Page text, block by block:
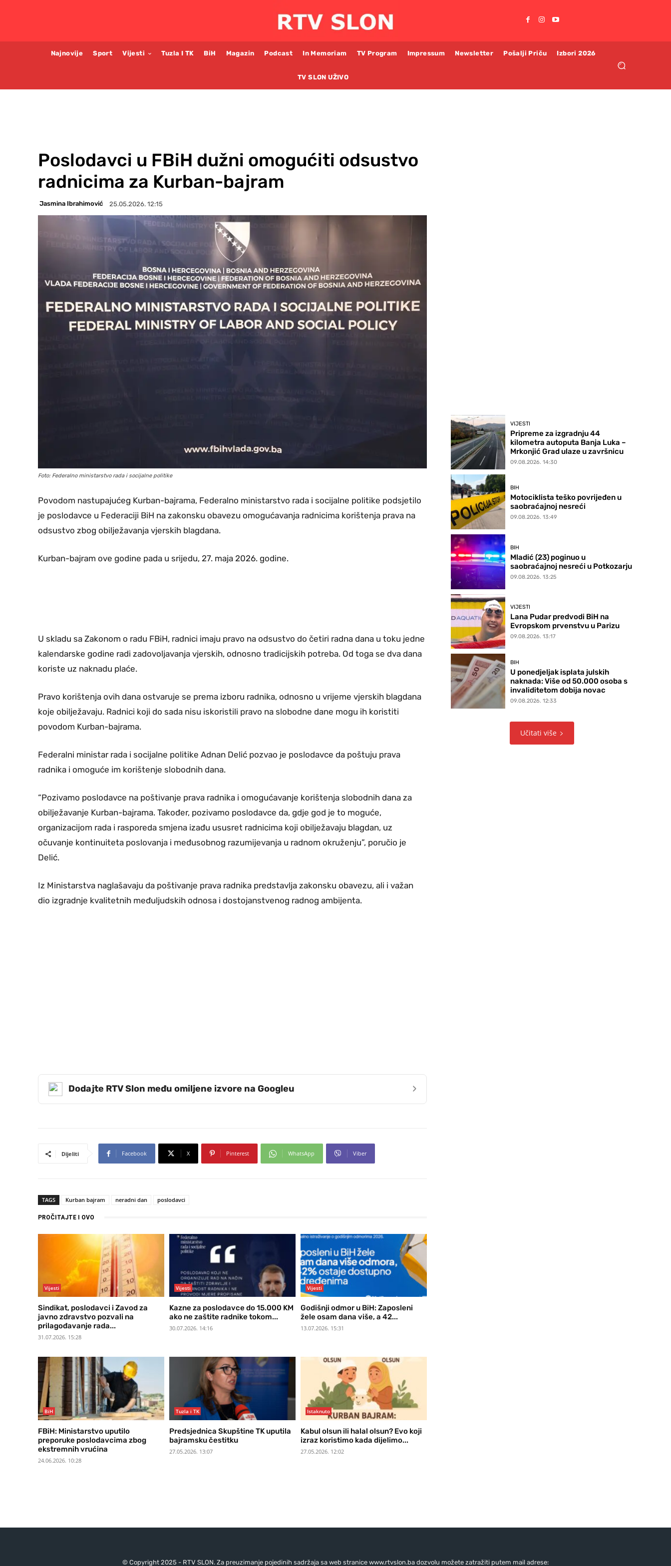
Najnovije Sport Vijesti Tuzla I TK BiH Magazin Podcast In Memoriam TV Program Impressum Newsletter Pošalji Priču Izbori 2026
TV SLON UŽIVO
Poslodavci u FBiH dužni omogućiti odsustvo
radnicima za Kurban-bajram
Jasmina Ibrahimović 25.05.2026. 12:15
Foto: Federalno ministarstvo rada i socijalne politike
Povodom nastupajućeg Kurban-bajrama, Federalno ministarstvo rada i socijalne politike podsjetilo
je poslodavce u Federaciji BiH na zakonsku obavezu omogućavanja radnicima korištenja prava na
odsustvo zbog obilježavanja vjerskih blagdana.
Kurban-bajram ove godine pada u srijedu, 27. maja 2026. godine.
U skladu sa Zakonom o radu FBiH, radnici imaju pravo na odsustvo do četiri radna dana u toku jedne
kalendarske godine radi zadovoljavanja vjerskih, odnosno tradicijskih potreba. Od toga se dva dana
koriste uz naknadu plaće.
Pravo korištenja ovih dana ostvaruje se prema izboru radnika, odnosno u vrijeme vjerskih blagdana
koje obilježavaju. Radnici koji do sada nisu iskoristili pravo na slobodne dane mogu ih koristiti
povodom Kurban-bajrama.
Federalni ministar rada i socijalne politike Adnan Delić pozvao je poslodavce da poštuju prava
radnika i omoguće im korištenje slobodnih dana.
“Pozivamo poslodavce na poštivanje prava radnika i omogućavanje korištenja slobodnih dana za
obilježavanje Kurban-bajrama. Također, pozivamo poslodavce da, gdje god je to moguće,
organizacijom rada i rasporeda smjena izađu ususret radnicima koji obilježavaju blagdan, uz
očuvanje kontinuiteta poslovanja i međusobnog razumijevanja u radnom okruženju”, poručio je
Delić.
Iz Ministarstva naglašavaju da poštivanje prava radnika predstavlja zakonsku obavezu, ali i važan
dio izgradnje kvalitetnih međuljudskih odnosa i dostojanstvenog radnog ambijenta.
Dodajte RTV Slon među omiljene izvore na Googleu ›
Dijeliti Facebook X Pinterest WhatsApp Viber
TAGS Kurban bajram neradni dan poslodavci
PROČITAJTE I OVO
Vijesti
Sindikat, poslodavci i Zavod za
javno zdravstvo pozvali na
prilagođavanje rada...
31.07.2026. 15:28
Vijesti
Kazne za poslodavce do 15.000 KM
ako ne zaštite radnike tokom...
30.07.2026. 14:16
Vijesti
Godišnji odmor u BiH: Zaposleni
žele osam dana više, a 42...
13.07.2026. 15:31
BiH
FBiH: Ministarstvo uputilo
preporuke poslodavcima zbog
ekstremnih vrućina
24.06.2026. 10:28
Tuzla i TK
Predsjednica Skupštine TK uputila
bajramsku čestitku
27.05.2026. 13:07
Istaknuto
Kabul olsun ili halal olsun? Evo koji
izraz koristimo kada dijelimo...
27.05.2026. 12:02
VIJESTI
Pripreme za izgradnju 44
kilometra autoputa Banja Luka –
Mrkonjić Grad ulaze u završnicu
09.08.2026. 14:30
BIH
Motociklista teško povrijeđen u
saobraćajnoj nesreći
09.08.2026. 13:49
BIH
Mladić (23) poginuo u
saobraćajnoj nesreći u Potkozarju
09.08.2026. 13:25
VIJESTI
Lana Pudar predvodi BiH na
Evropskom prvenstvu u Parizu
09.08.2026. 13:17
BIH
U ponedjeljak isplata julskih
naknada: Više od 50.000 osoba s
invaliditetom dobija novac
09.08.2026. 12:33
Učitati više
© Copyright 2025 - RTV SLON. Za preuzimanje pojedinih sadržaja sa web stranice www.rtvslon.ba dozvolu možete zatražiti putem mail adrese: